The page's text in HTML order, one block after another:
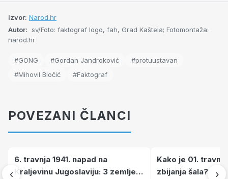
Izvor: Narod.hr
Autor: sv/Foto: faktograf logo, fah, Grad Kaštela; Fotomontaža:
narod.hr
#GONG #Gordan Jandroković
#protuustavan
#Mihovil Biočić
#Faktograf
POVEZANI ČLANCI
‹
6. travnja 1941. napad na
Kraljevinu Jugoslaviju: 3 zemlje
Kako je 01.
zbijanja šala?
›